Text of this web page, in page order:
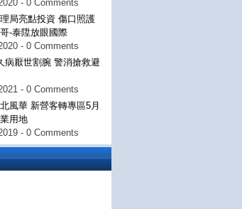
- 0 Comments
局亮點投資 傷口照護
哥-泰陞放眼國際
- 0 Comments
病厭世割腕 警消搶救避
- 0 Comments
風華 新營客轉專區5月
用地
- 0 Comments